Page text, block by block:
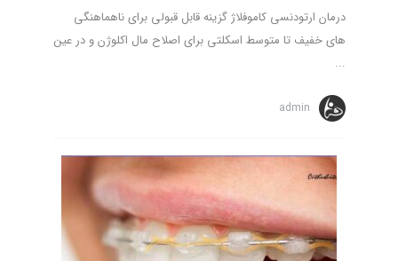
درمان ارتودنسی کاموفلاژ گزینه قابل قبولی برای ناهماهنگی
های خفیف تا متوسط اسکلتی برای اصلاح مال اکلوژن و در عین
...
admin